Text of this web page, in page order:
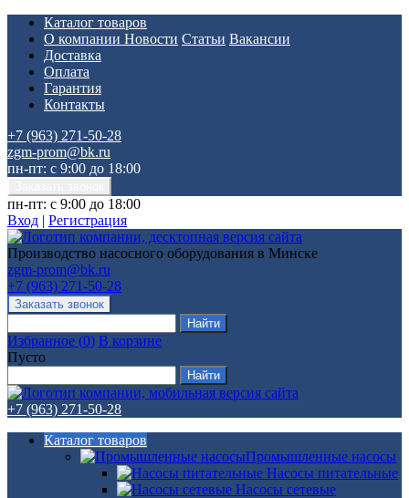
Каталог товаров
О компании Новости Статьи Вакансии
Доставка
Оплата
Гарантия
Контакты
+7 (963) 271-50-28
zgm-prom@bk.ru
пн-пт: с 9:00 до 18:00
пн-пт: с 9:00 до 18:00
Вход | Регистрация
Производство насосного оборудования в Минске
zgm-prom@bk.ru
+7 (963) 271-50-28
Избранное (0) В корзине
Пусто
+7 (963) 271-50-28
Каталог товаров
Промышленные насосы
Насосы питательные
Насосы сетевые